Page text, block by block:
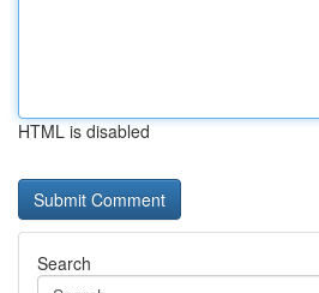
HTML is disabled
Search